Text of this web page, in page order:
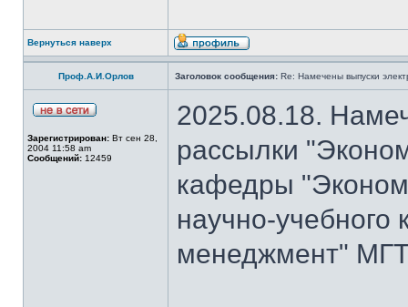
Вернуться наверх
Проф.А.И.Орлов Заголовок сообщения: Re: Намечены выпуски
Зарегистрирован: Вт сен 28,
2004 11:58 am
Сообщений: 12459
2025.08.18.
рассылки
кафедры
научно-
менеджмент"